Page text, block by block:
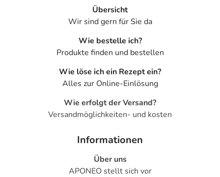
- Reizdarmsyndrom
- Schleimhautentzündungen von Magen und Dünndarm
- Geschwüre auf der Mundschleimhaut
- Geschwüre im Verdauungstrakt
- Geschmacksstörungen
Übersicht
Wir sind gern für Sie da
Wie bestelle ich?
Produkte finden und bestellen
Wie löse ich ein Rezept ein?
Alles zur Online-Einlösung
Wie erfolgt der Versand?
Versandmöglichkeiten- und kosten
Informationen
Über uns
APONEO stellt sich vor